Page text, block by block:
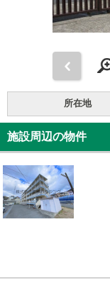
所在地
施設周辺の物件